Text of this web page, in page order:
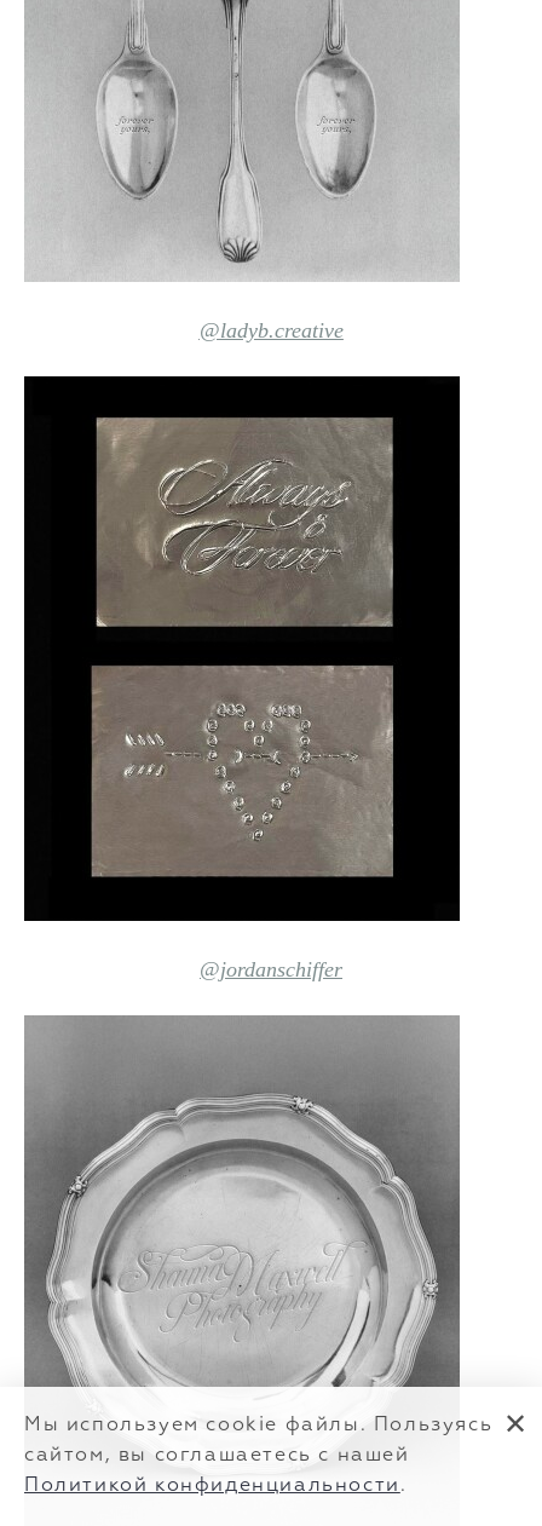
@ladyb.creative
@jordanschiffer
Мы используем cookie файлы. Пользуясь
сайтом, вы соглашаетесь с нашей
Политикой конфиденциальности .
✕